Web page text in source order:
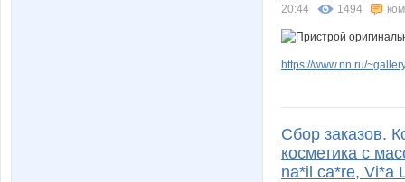
20:44 1494
https://www.nn.ru/
Сбор заказов.
косметика с
na*il ca*re, Vi*a